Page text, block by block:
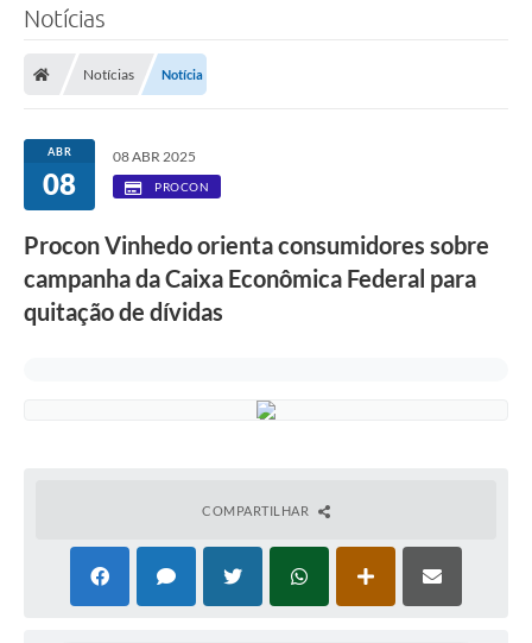
Licitações
Transparência
Concursos e Processos Seletivos
Inclusão e Acessibilidade
Defesa Civil
Notícias
Notícias Notícia
ABR
08
08 ABR 2025
PROCON
Procon Vinhedo orienta consumidores sobre
campanha da Caixa Econômica Federal para
quitação de dívidas
COMPARTILHAR